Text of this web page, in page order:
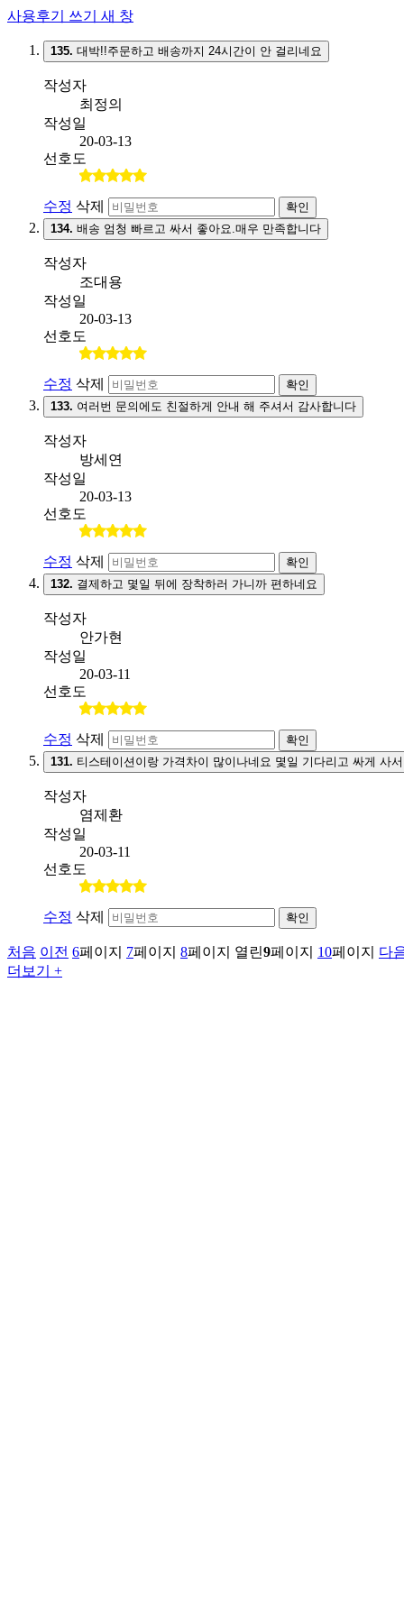
사용후기 쓰기 새 창
135. 대박!!주문하고 배송까지 24시간이 안 걸리네요
작성자
최정의
작성일
20-03-13
선호도
수정 삭제
확인
134. 배송 엄청 빠르고 싸서 좋아요.매우 만족합니다
작성자
조대용
작성일
20-03-13
선호도
수정 삭제
확인
133. 여러번 문의에도 친절하게 안내 해 주셔서 감사합니다
작성자
방세연
작성일
20-03-13
선호도
수정 삭제
확인
132.
결제하고 몇일 뒤에 장착하러 가니까 편하네요
작성자
안가현
작성일
20-03-11
선호도
수정 삭제
확인
131. 티스테이션이랑 가격차이 많이나네요 몇일 기다리고 싸게 사
작성자
염제환
작성일
20-03-11
선호도
수정 삭제 확인
처음 이전 6페이지 7페이지 8페이지 열린9페이지 10페이지
다
더보기 +